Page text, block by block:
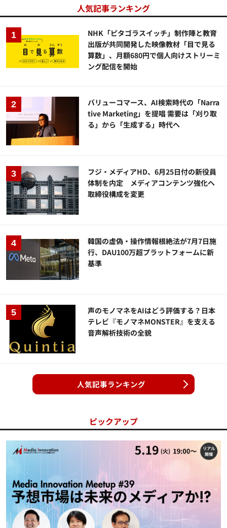
人気記事ランキング
NHK「ピタゴラスイッチ」制作陣と教育
出版が共同開発した映像教材「目で見る
算数」、月額680円で個人向けストリーミ
ング配信を開始
バリューコマース、AI検索時代の「Narra
tive Marketing」を提唱 需要は「刈り取
る」から「生成する」時代へ
フジ・メディアHD、6月25日付の新役員
体制を内定 メディアコンテンツ強化へ
取締役構成を変更
韓国の虚偽・操作情報根絶法が7月7日施
行、DAU100万超プラットフォームに新
基準
声のモノマネをAIはどう評価する？日本
テレビ『モノマネMONSTER』を支える
音声解析技術の全貌
人気記事ランキング
ピックアップ